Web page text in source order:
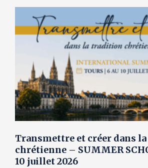
Transmettre et créer dans
chrétienne – SUMMER
10 juillet 2026